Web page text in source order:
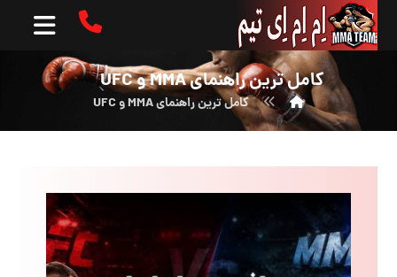
کامل ترین راهنمای MMA و UFC
کامل ترین راهنمای MMA و UFC